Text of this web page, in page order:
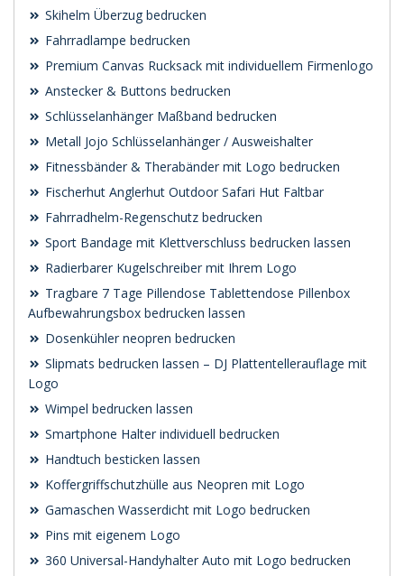
Skihelm Überzug bedrucken
Fahrradlampe bedrucken
Premium Canvas Rucksack mit individuellem Firmenlogo
Anstecker & Buttons bedrucken
Schlüsselanhänger Maßband bedrucken
Metall Jojo Schlüsselanhänger / Ausweishalter
Fitnessbänder & Therabänder mit Logo bedrucken
Fischerhut Anglerhut Outdoor Safari Hut Faltbar
Fahrradhelm-Regenschutz bedrucken
Sport Bandage mit Klettverschluss bedrucken lassen
Radierbarer Kugelschreiber mit Ihrem Logo
Tragbare 7 Tage Pillendose Tablettendose Pillenbox
Aufbewahrungsbox bedrucken lassen
Dosenkühler neopren bedrucken
Slipmats bedrucken lassen – DJ Plattentellerauflage mit
Logo
Wimpel bedrucken lassen
Smartphone Halter individuell bedrucken
Handtuch besticken lassen
Koffergriffschutzhülle aus Neopren mit Logo
Gamaschen Wasserdicht mit Logo bedrucken
Pins mit eigenem Logo
360 Universal-Handyhalter Auto mit Logo bedrucken